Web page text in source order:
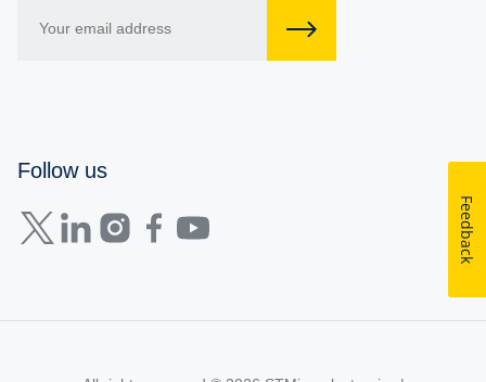
Follow us
Feedback